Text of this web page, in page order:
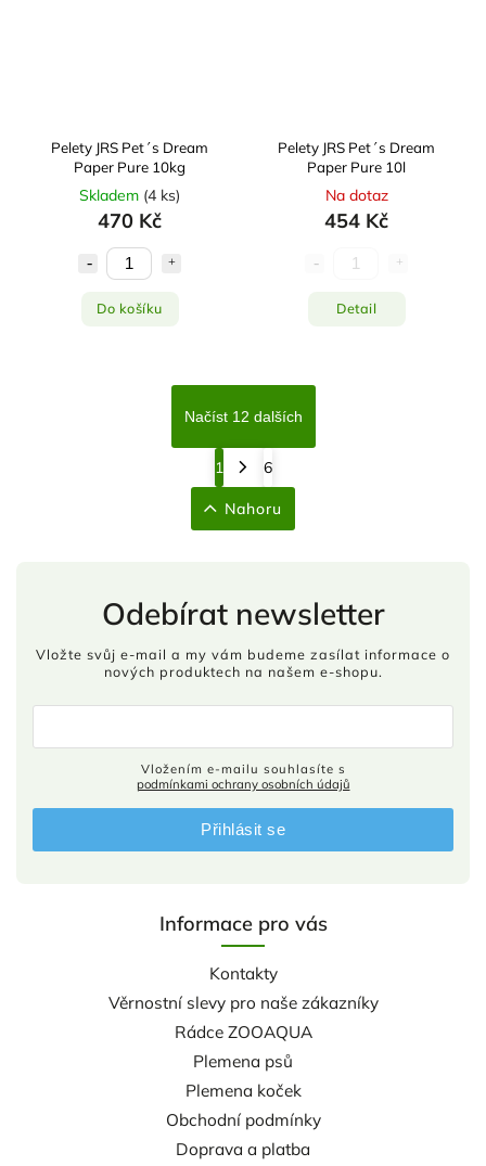
Pelety JRS Pet´s Dream
Paper Pure 10kg
Skladem (4 ks)
470 Kč
Do košíku
Pelety JRS Pet´s Dream
Paper Pure 10l
Na dotaz
454 Kč
Detail
Načíst 12 dalších
1 6
Nahoru
Informace pro vás
Kontakty
Věrnostní slevy pro naše zákazníky
Rádce ZOOAQUA
Plemena psů
Plemena koček
Obchodní podmínky
Doprava a platba
Odebírat newsletter
Vložte svůj e-mail a my vám budeme zasílat informace o
nových produktech na našem e-shopu.
podmínkami ochrany osobních údajů
Přihlásit se